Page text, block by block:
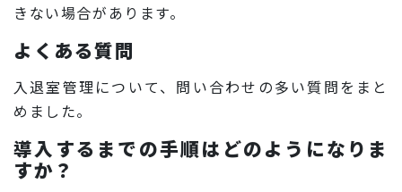
きない場合があります。
よくある質問
入退室管理について、問い合わせの多い質問をまと
めました。
導入するまでの手順はどのようになりま
すか？